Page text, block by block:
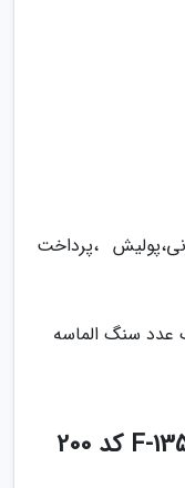
،پرداخت
عدد سنگ الماسه